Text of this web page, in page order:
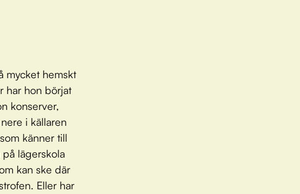
mycket hemskt
har hon börjat
konserver,
i källaren
känner till
lägerskola
kan ske där
Eller har